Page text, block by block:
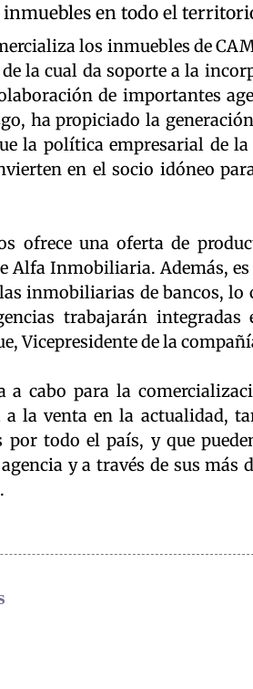
en todo el
los inmuebles de
la cual da soporte a la
de importantes
ha propiciado la
la política empresarial de
en el socio idóneo
ofrece una oferta de
Alfa Inmobiliaria. Además,
inmobiliarias de bancos, lo
trabajarán
Vicepresidente de la
a cabo para la
la venta en la actualidad,
todo el país, y que
y a través de sus más